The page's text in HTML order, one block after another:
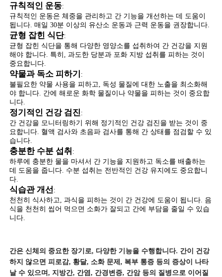
규칙적인 운동:
규칙적인 운동은 체중을 관리하고 간 기능을 개선하는 데 도움이
됩니다. 매일 30분 이상의 유산소 운동과 근력 운동을 권장합니다.
균형 잡힌 식단:
균형 잡힌 식단을 통해 다양한 영양소를 섭취하여 간 건강을 지원
해야 합니다. 특히, 과도한 당분과 포화 지방 섭취를 피하는 것이
중요합니다.
약물과 독소 피하기 :
불필요한 약물 사용을 피하고, 독성 물질에 대한 노출을 최소화해
야 합니다. 간에 해로운 화학 물질이나 약물을 피하는 것이 중요합
니다.
정기적인 건강 검진 :
간 건강을 모니터링하기 위해 정기적인 건강 검진을 받는 것이 중
요합니다. 혈액 검사와 초음파 검사를 통해 간 상태를 점검할 수 있
습니다.
충분한 수분 섭취 :
하루에 충분한 물을 마셔서 간 기능을 지원하고 독소를 배출하는
데 도움을 줍니다. 수분 섭취는 전반적인 건강 유지에도 중요합니
다.
식습관 개선 :
천천히 식사하고, 과식을 피하는 것이 간 건강에 도움이 됩니다. 음
식을 천천히 씹어 먹으면 소화가 잘되고 간에 부담을 줄일 수 있습
니다.
간은 신체의 중요한 장기로, 다양한 기능을 수행합니다. 간이 건강
하지 않으면 피로감, 황달, 소화 문제, 복부 통증 등의 증상이 나타
날 수 있으며, 지방간, 간염, 간경변증, 간암 등의 질병으로 이어질